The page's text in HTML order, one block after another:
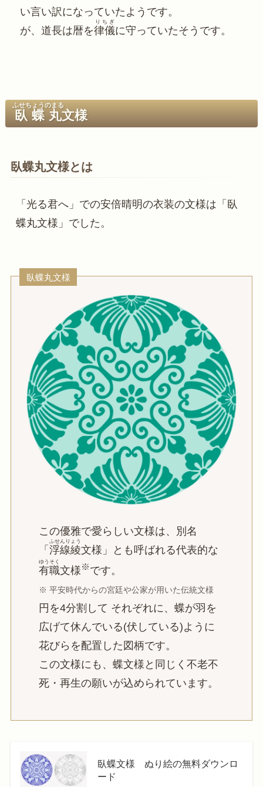
い言い訳になっていたようです。
が、道長は暦を律儀
りちぎ
に守っていたそうです。
臥蝶丸
ふせちょうのまる
文様
臥蝶丸文様とは
「光る君へ」での安倍晴明の衣装の文様は「臥
蝶丸文様」でした。
臥蝶丸文様
この優雅で愛らしい文様は、別名
「浮線綾
ふせんりょう
文様」とも呼ばれる代表的な
有職
ゆうそく
文様※です。
※ 平安時代からの宮廷や公家が用いた伝統文様
円を4分割して それぞれに、蝶が羽を
広げて休んでいる(伏している)ように
花びらを配置した図柄です。
この文様にも、蝶文様と同じく不老不
死・再生の願いが込められています。
臥蝶文様 ぬり絵の無料ダウンロ
ード